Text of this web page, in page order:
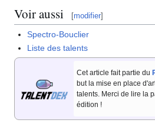
Voir aussi [modifier]
Spectro-Bouclier
Liste des talents
Cet article fait partie du
but la mise en place
talents. Merci de lire la
édition !